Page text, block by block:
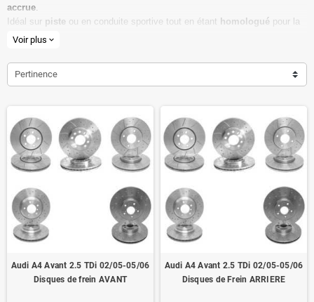
accrue.
Idéal sur piste ou en conduite sportive tout en étant homologué pour la
route ouverte.
Dimensions d'origine respectées
Installation en lieu et place.
Homologué pour le contrôle technique
Voir plus expand_more
Pertinence
Audi A4 Avant 2.5 TDi 02/05-05/06
Disques de frein AVANT
Audi A4 Avant 2.5 TDi 02/05-05/06
Disques de Frein ARRIERE